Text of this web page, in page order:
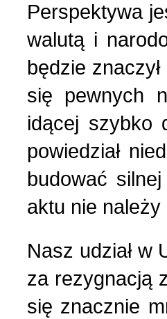
Perspektywa
walutą i
będzie
się pewnych
idącej szybko
powiedział
budować
aktu nie należy
Nasz udział w
za rezygnacją
się znacznie